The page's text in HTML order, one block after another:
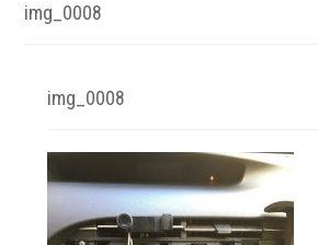
img_0008
img_0008